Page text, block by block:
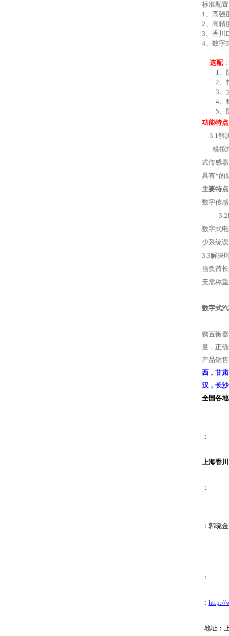
标准配
1、 高强
2、高精
3、香川
4、数字
选配
1、防
2、
3、
4、
5、
功能特点
3.1解
模拟
式传感
具有*的
主要特点
数字传
3.2解
数字式
少系统
3.3解决
当负荷
无需称
数字式
购置衡器
量，正
产品销
西，甘
汉，长
全国各
：
上海香
：
：郭晓金
：
： http://
地址：